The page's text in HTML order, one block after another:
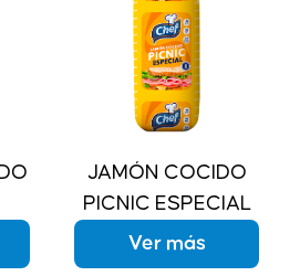
JAMÓN COCIDO
PICNIC ESPECIAL
Ver más